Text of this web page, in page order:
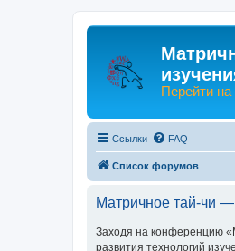
Перейти
Ссылки FAQ
Список форумов
Матричное тай-чи —
Заходя на конференцию
развития технологий